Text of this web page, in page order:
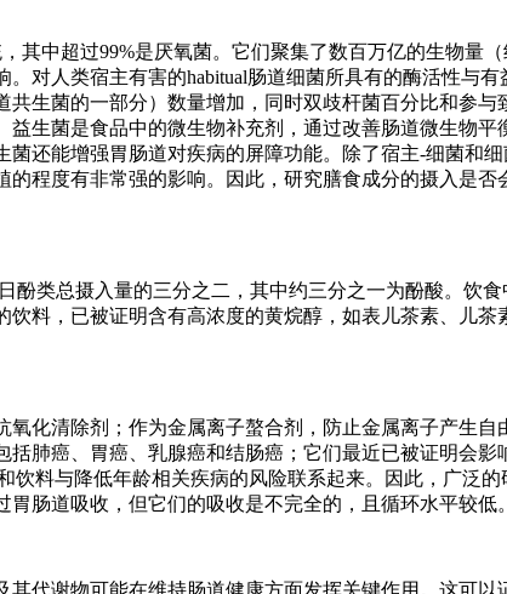
其中超过99%是厌氧菌。它们聚集了数百万亿的生物量
对人类宿主有害的habitual肠道细菌所具有的酶活性与有
生菌的一部分）数量增加，同时双歧杆菌百分比和参与
生菌是食品中的微生物补充剂，通过改善肠道微生物平
还能增强胃肠道对疾病的屏障功能。除了宿主-细菌和
程度有非常强的影响。因此，研究膳食成分的摄入是否
酚类总摄入量的三分之二，其中约三分之一为酚酸。饮
料，已被证明含有高浓度的黄烷醇，如表儿茶素、儿茶
化清除剂；作为金属离子螯合剂，防止金属离子产生自
肺癌、胃癌、乳腺癌和结肠癌；它们最近已被证明会影
饮料与降低年龄相关疾病的风险联系起来。因此，广泛
肠道吸收，但它们的吸收是不完全的，且循环水平较低。
代谢物可能在维持肠道健康方面发挥关键作用。这可以